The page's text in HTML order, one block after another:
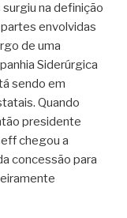
na definição
envolvidas
de uma
Siderúrgica
sendo em
Quando
presidente
chegou a
concessão para